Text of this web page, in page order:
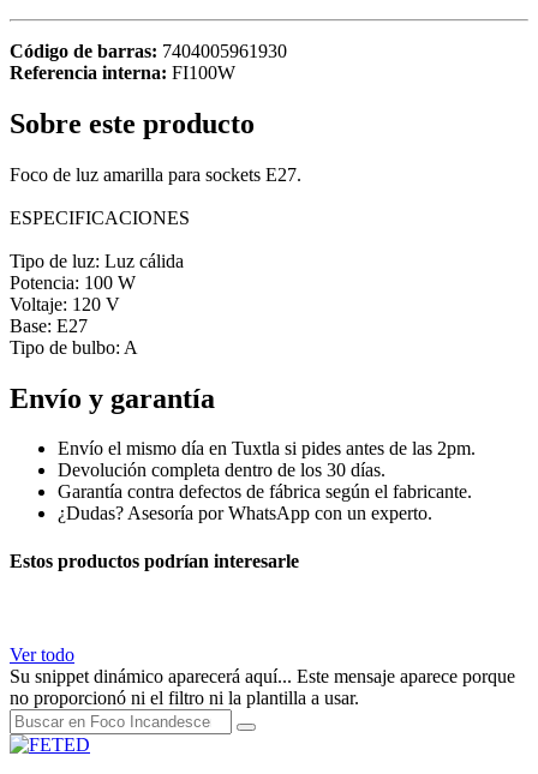
Código de barras: 7404005961930
Referencia interna: FI100W
Sobre este producto
Foco de luz amarilla para sockets E27.
ESPECIFICACIONES
Tipo de luz: Luz cálida
Potencia: 100 W
Voltaje: 120 V
Base: E27
Tipo de bulbo: A
Envío y garantía
Envío el mismo día en Tuxtla si pides antes de las 2pm.
Devolución completa dentro de los 30 días.
Garantía contra defectos de fábrica según el fabricante.
¿Dudas? Asesoría por WhatsApp con un experto.
Estos productos podrían interesarle
Ver todo
Su snippet dinámico aparecerá aquí... Este mensaje aparece porque
no proporcionó ni el filtro ni la plantilla a usar.